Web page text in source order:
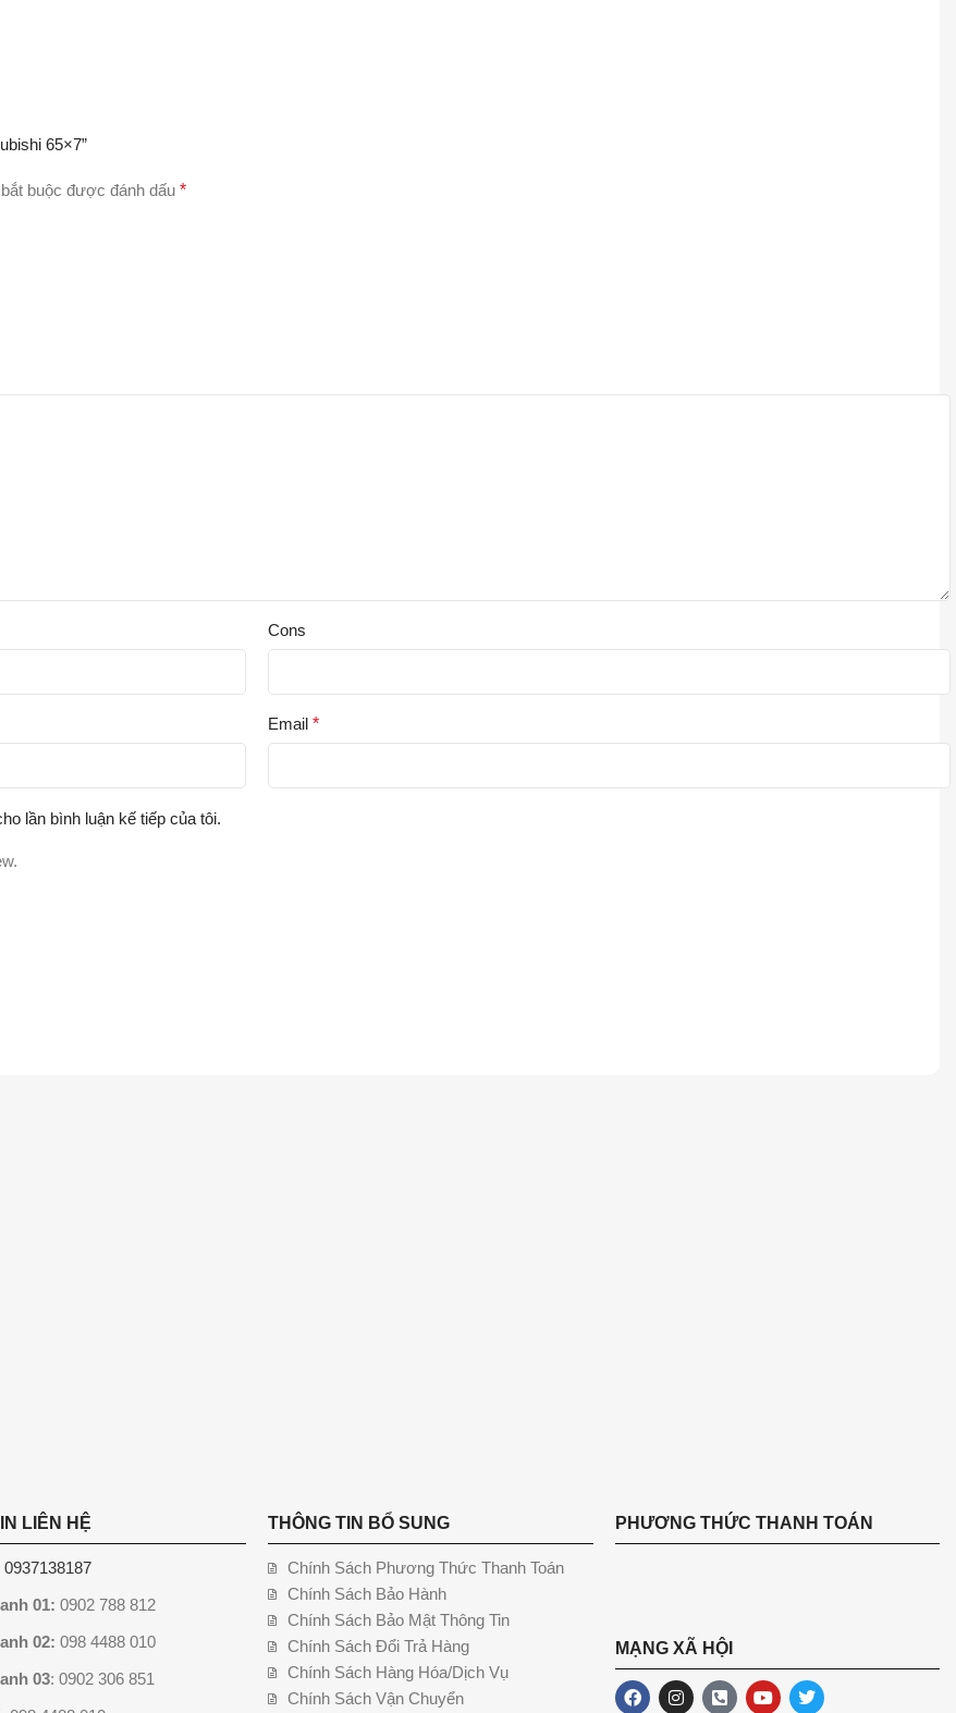
65×7”
buộc được đánh dấu *
Cons
Email *
lần bình luận kế tiếp của tôi.
LIÊN HỆ
0937138187
01: 0902 788 812
02: 098 4488 010
03: 0902 306 851
THÔNG TIN BỔ SUNG
Chính Sách Phương Thức Thanh Toán
Chính Sách Bảo Hành
Chính Sách Bảo Mật Thông Tin
Chính Sách Đổi Trả Hàng
Chính Sách Hàng Hóa/Dịch Vụ
Chính Sách Vận Chuyển
PHƯƠNG THỨC THANH TOÁN
MẠNG XÃ HỘI